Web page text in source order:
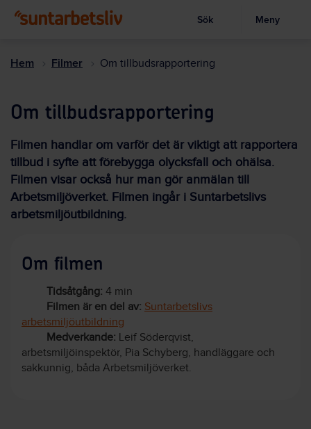
till
Visa sökruta
Sök Meny
Hem Filmer Om tillbudsrapportering
Om tillbudsrapportering
Filmen handlar om varför det är viktigt att rapportera
tillbud i syfte att förebygga olycksfall och ohälsa.
Filmen visar också hur man gör anmälan till
Arbetsmiljöverket. Filmen ingår i Suntarbetslivs
arbetsmiljöutbildning.
Om filmen
Tidsåtgång: 4 min
Filmen är en del av: Suntarbetslivs
arbetsmiljöutbildning
Medverkande: Leif Söderqvist,
arbetsmiljöinspektör, Pia Schyberg, handläggare och
sakkunnig, båda Arbetsmiljöverket.